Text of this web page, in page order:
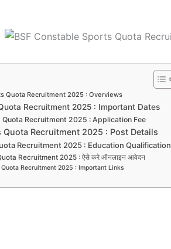
Quota Recruitment 2025 : Overviews
Recruitment 2025 : Important Dates
Quota Recruitment 2025 : Application Fee
Quota Recruitment 2025 : Post Details
Recruitment 2025 : Education Qualification
Recruitment 2025 : ऐसे करे ऑनलाइन आवेदन
Recruitment 2025 : Important Links